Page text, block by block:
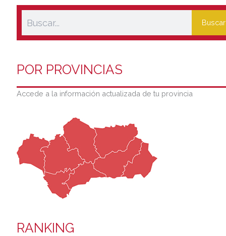
Buscar
POR PROVINCIAS
Accede a la información actualizada de tu provincia
RANKING